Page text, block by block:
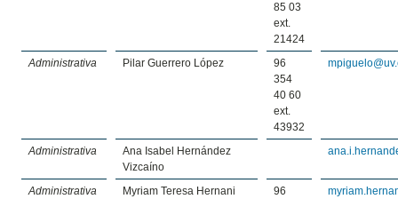
85 03
ext.
21424
Administrativa Pilar Guerrero López
96
354
40 60
ext.
43932
Administrativa
Ana Isabel Hernández
Vizcaíno
Administrativa
Myriam Teresa Hernani
96